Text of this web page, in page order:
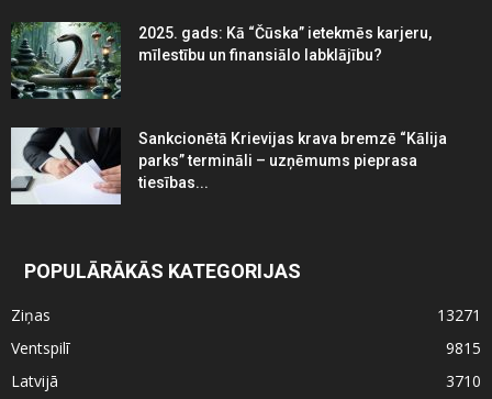
2025. gads: Kā “Čūska” ietekmēs karjeru,
mīlestību un finansiālo labklājību?
Sankcionētā Krievijas krava bremzē “Kālija
parks” termināli – uzņēmums pieprasa
tiesības...
POPULĀRĀKĀS KATEGORIJAS
Ziņas
13271
Ventspilī
9815
Latvijā
3710